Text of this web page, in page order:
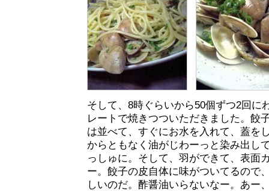
そして、8時ぐらいから50個ずつ2回に
レートで焼きつついただきました。餃
は並べて、すぐにお水を入れて、蓋を
からともなく油がじわーっと染み出し
っしゅに。そして、羽ができて、表面
ー。餃子の皮自体に味がついてるので
しいのだ。酢醤油いらないなー。あー